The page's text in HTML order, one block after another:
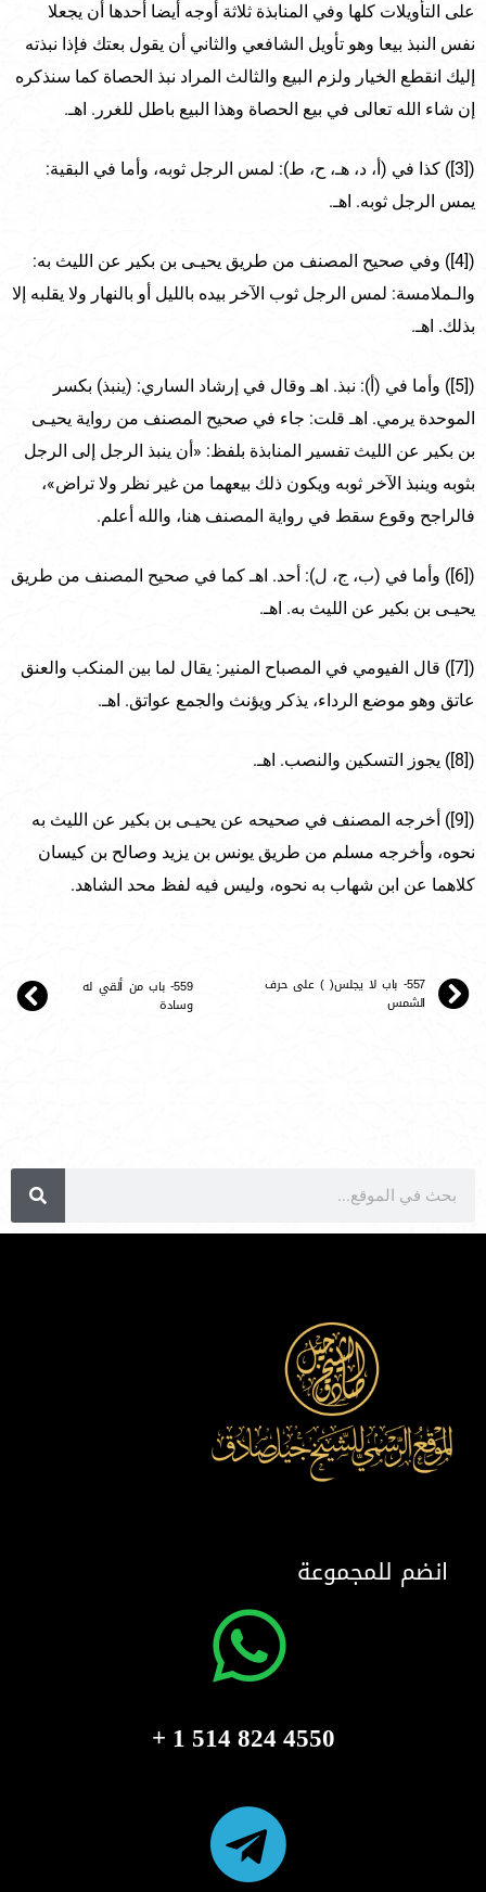
على التأويلات كلها وفي المنابذة ثلاثة أوجه أيضا أحدها أن يجعلا
نفس النبذ بيعا وهو تأويل الشافعي والثاني أن يقول بعتك فإذا نبذته
إليك انقطع الخيار ولزم البيع والثالث المراد نبذ الحصاة كما سنذكره
إن شاء الله تعالى في بيع الحصاة وهذا البيع باطل للغرر. اهـ.
([3]) كذا في (أ، د، هـ، ح، ط): لمس الرجل ثوبه، وأما في البقية:
يمس الرجل ثوبه. اهـ.
([4]) وفي صحيح المصنف من طريق يحيـى بن بكير عن الليث به:
والـملامسة: لمس الرجل ثوب الآخر بيده بالليل أو بالنهار ولا يقلبه إلا
بذلك. اهـ.
([5]) وأما في (أ): نبذ. اهـ وقال في إرشاد الساري: (ينبذ) بكسر
الموحدة يرمي. اهـ قلت: جاء في صحيح المصنف من رواية يحيـى
بن بكير عن الليث تفسير المنابذة بلفظ: «أن ينبذ الرجل إلى الرجل
بثوبه وينبذ الآخر ثوبه ويكون ذلك بيعهما من غير نظر ولا تراض»،
فالراجح وقوع سقط في رواية المصنف هنا، والله أعلم.
([6]) وأما في (ب، ج، ل): أحد. اهـ كما في صحيح المصنف من طريق
يحيـى بن بكير عن الليث به. اهـ.
([7]) قال الفيومي في المصباح المنير: يقال لما بين المنكب والعنق
عاتق وهو موضع الرداء، يذكر ويؤنث والجمع عواتق. اهـ.
([8]) يجوز التسكين والنصب. اهـ.
([9]) أخرجه المصنف في صحيحه عن يحيـى بن بكير عن الليث به
نحوه، وأخرجه مسلم من طريق يونس بن يزيد وصالح بن كيسان
كلاهما عن ابن شهاب به نحوه، وليس فيه لفظ محد الشاهد.
557- باب لا يجلس( ) على حرف
الشمس
559- باب من ألقي له
وسادة
انضم للمجموعة
4550 824 514 1 +